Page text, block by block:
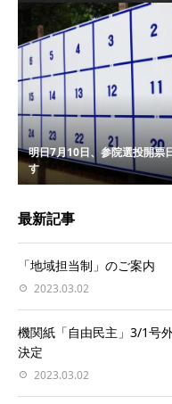
明日7月10日、参院選投開票
す
最新記事
「地域担当制」のご案内
2023.03.02
機関紙「自由民主」3/1号
決定
2023.03.02